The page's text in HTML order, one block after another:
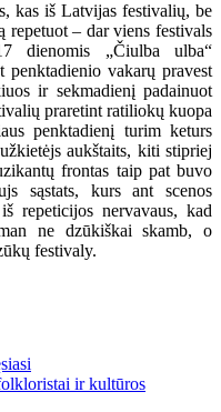
kas iš Latvijas festivalių, be
repetuot – dar viens festivals
dienomis „Čiulba ulba“
penktadienio vakarų pravest
ir sekmadienį padainuot
praretint ratiliokų kuopa
penktadienį turim keturs
aukštaits, kiti stipriej
frontas taip pat buvo
sąstats, kurs ant scenos
repeticijos nervavaus, kad
ne dzūkiškai skamb, o
festivaly.
ir kultūros